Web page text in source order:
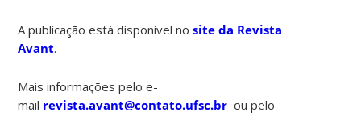
A publicação está disponível nosite da Revista
Avant.
Mais informações pelo e-
mail revista.avant@contato.ufsc.br ou pelo